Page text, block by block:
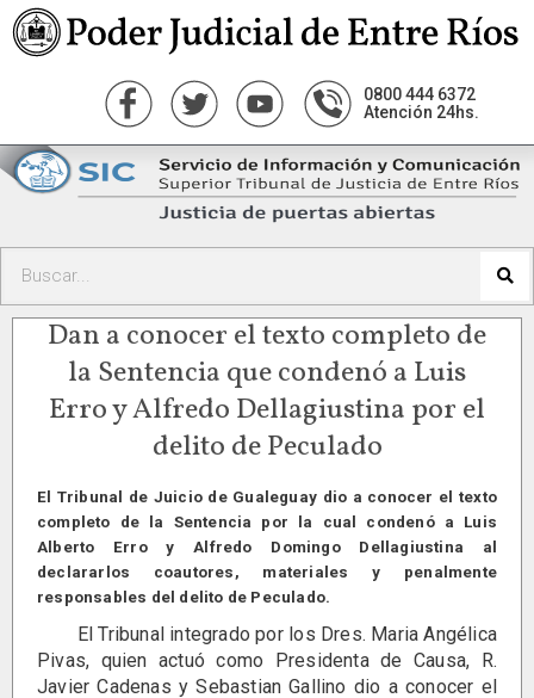
0800 444 6372
Atención 24hs.
Dan a conocer el texto completo de
la Sentencia que condenó a Luis
Erro y Alfredo Dellagiustina por el
delito de Peculado
El Tribunal de Juicio de Gualeguay dio a conocer el texto
completo de la Sentencia por la cual condenó a Luis
Alberto Erro y Alfredo Domingo Dellagiustina al
declararlos coautores, materiales y penalmente
responsables del delito de Peculado.
El Tribunal integrado por los Dres. Maria Angélica
Pivas, quien actuó como Presidenta de Causa, R.
Javier Cadenas y Sebastian Gallino dio a conocer el